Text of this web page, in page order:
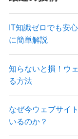
IT知識ゼロでも安
に簡単解説
知らないと損！ウ
る方法
なぜ今ウェブサイ
いるのか？